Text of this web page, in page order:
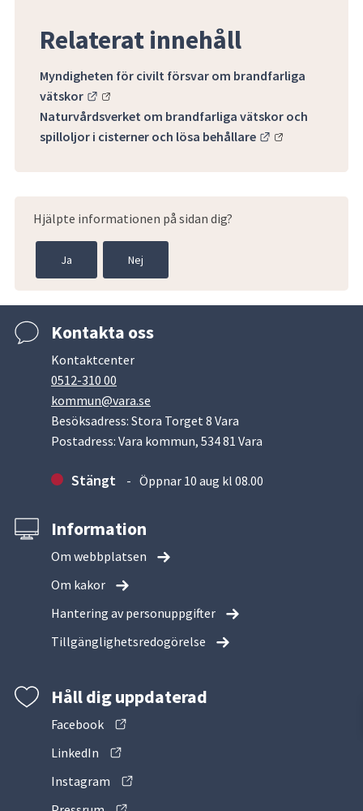
Relaterat innehåll
Myndigheten för civilt försvar om brandfarliga
vätskor
Länk till annan webbplats.
Naturvårdsverket om brandfarliga vätskor och
spilloljor i cisterner och lösa behållare
Länk till annan
Hjälpte informationen på sidan dig?
Ja Nej
Kontakta oss
Kontaktcenter
0512-310 00
kommun@vara.se
Besöksadress: Stora Torget 8 Vara
Postadress: Vara kommun, 534 81 Vara
Stängt Öppnar 10 aug kl 08.00
Information
Om webbplatsen
Om kakor
Hantering av personuppgifter
Tillgänglighetsredogörelse
Håll dig uppdaterad
Facebook
LinkedIn
Instagram